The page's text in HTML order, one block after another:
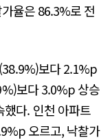
율은 86.3%로 전
보다 2.1%p
보다 3.0%p 상승
했다. 인천 아파트
오르고, 낙찰가